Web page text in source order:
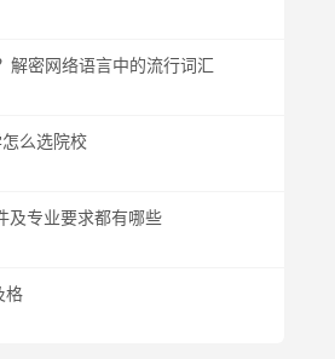
解密网络语言中的流行词汇
么选院校
及专业要求都有哪些
格